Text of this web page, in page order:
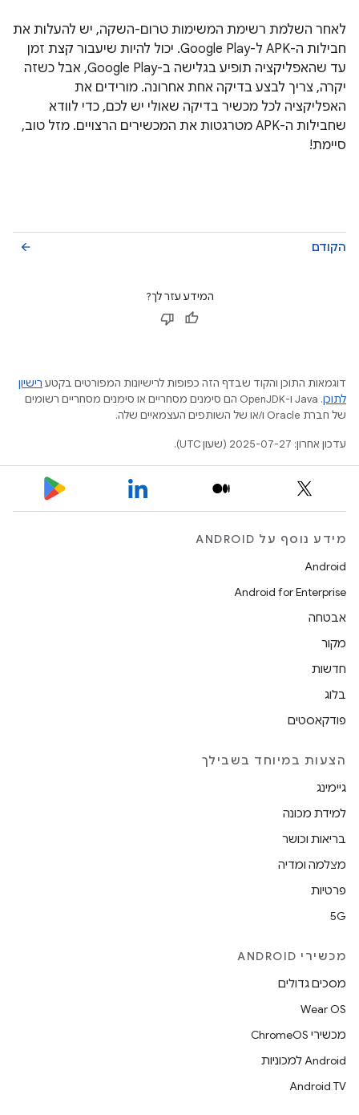
לאחר השלמת רשימת המשימות טרום-השקה, יש להעלות את
חבילות ה-APK ל-Google Play. יכול להיות שיעבור קצת זמן
עד שהאפליקציה תופיע בגלישה ב-Google Play, אבל כשזה
יקרה, צריך לבצע בדיקה אחת אחרונה. מורידים את
האפליקציה לכל מכשיר בדיקה שאולי יש לכם, כדי לוודא
שחבילות ה-APK מטרגטות את המכשירים הרצויים. מזל טוב,
סיימת!
הקודם arrow_back
המידע עזר לך?
דוגמאות התוכן והקוד שבדף הזה כפופות לרישיונות המפורטים בקטע רישיון
לתוכן
.‏ Java ו-OpenJDK הם סימנים מסחריים או סימנים מסחריים רשומים
של חברת Oracle ו/או של השותפים העצמאיים שלה.
עדכון אחרון: 2025-07-27 (שעון UTC).
מידע נוסף על ANDROID
Android
Android for Enterprise
אבטחה
מקור
חדשות
בלוג
פודקאסטים
הצעות במיוחד בשבילך
גיימינג
למידת מכונה
בריאות וכושר
מצלמה ומדיה
פרטיות
5G
מכשירי ANDROID
מסכים גדולים
Wear OS
מכשירי ChromeOS
Android למכוניות
Android TV